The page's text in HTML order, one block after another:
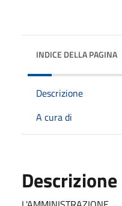
INDICE DELLA PAGINA
Descrizione
A cura di
Descrizione